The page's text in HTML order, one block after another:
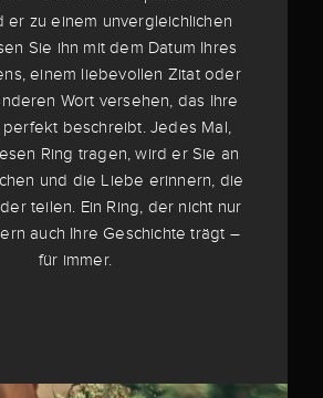
er zu einem unvergleichlichen
Sie ihn mit dem Datum Ihres
einem liebevollen Zitat oder
Wort versehen, das Ihre
perfekt beschreibt. Jedes Mal,
Ring tragen, wird er Sie an
und die Liebe erinnern, die
teilen. Ein Ring, der nicht nur
auch Ihre Geschichte trägt –
für immer.